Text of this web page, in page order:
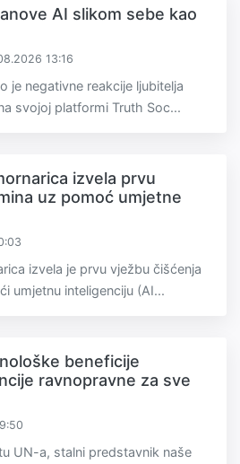
AI slikom sebe kao
13:16
je negativne reakcije ljubitelja
svojoj platformi Truth Soc...
izvela prvu
uz pomoć umjetne
izvela je prvu vježbu čišćenja
umjetnu inteligenciju (AI...
beneficije
ravnopravne za sve
UN-a, stalni predstavnik naše